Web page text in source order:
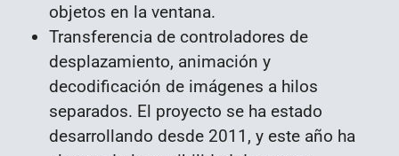
objetos en la ventana.
Transferencia de controladores de
desplazamiento, animación y
decodificación de imágenes a hilos
separados. El proyecto se ha estado
desarrollando desde 2011, y este año ha